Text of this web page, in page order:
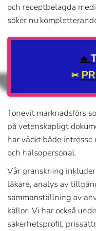
och receptbelagda
söker nu
🔥
✂
Tonevit marknadsförs
på vetenskapligt
har väckt både
och hälsopersonal.
Vår granskning
läkare, analys av
sammanställning av
källor. Vi har också
säkerhetsprofil,